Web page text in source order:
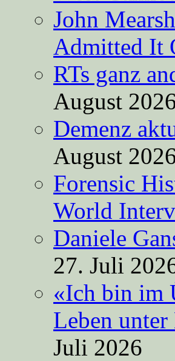
John
Admitted It
RTs ganz
August
Demenz
August
Forensic
World
Daniele
27. Juli
«Ich bin im
Leben
Juli 2026